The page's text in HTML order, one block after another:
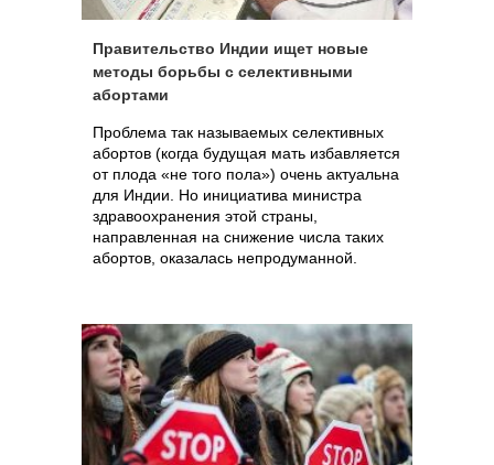
Правительство Индии ищет новые
методы борьбы с селективными
абортами
Проблема так называемых селективных
абортов (когда будущая мать избавляется
от плода «не того пола») очень актуальна
для Индии. Но инициатива министра
здравоохранения этой страны,
направленная на снижение числа таких
абортов, оказалась непродуманной.